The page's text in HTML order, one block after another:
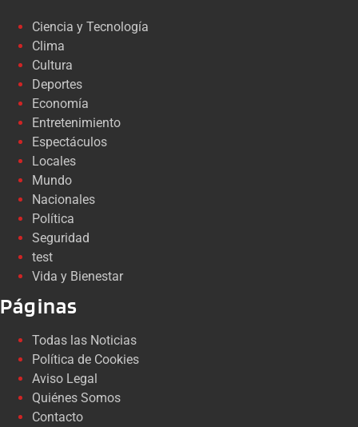
Ciencia y Tecnología
Clima
Cultura
Deportes
Economía
Entretenimiento
Espectáculos
Locales
Mundo
Nacionales
Política
Seguridad
test
Vida y Bienestar
Páginas
Todas las Noticias
Política de Cookies
Aviso Legal
Quiénes Somos
Contacto